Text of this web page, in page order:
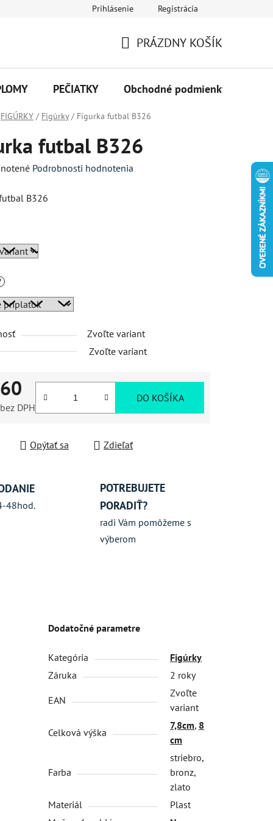
Prihlásenie Registrácia
KOŠÍK
PRÁZDNY KOŠÍK
PEČIATKY Obchodné podmienky
FIGÚRKY / Figúrky / Figurka futbal B326
futbal B326
Podrobnosti hodnotenia
B326
Zvoľte variant
Zvoľte variant
bez DPH
DO KOŠÍKA
Opýtať sa Zdieľať
48hod.
POTREBUJETE
PORADIŤ?
radi Vám pomôžeme s
výberom
Dodatočné parametre
Kategória
Figúrky
Záruka
2 roky
EAN
Zvoľte
variant
Celková výška
7,8cm, 8
cm
Farba
striebro,
bronz,
zlato
Materiál
Plast